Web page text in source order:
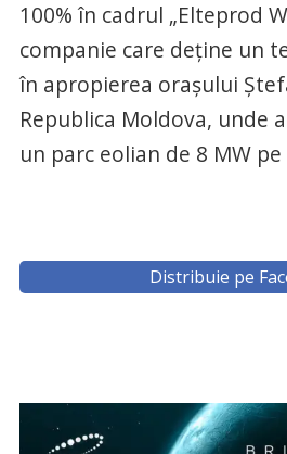
100% în cadrul „Elteprod
companie care deține un
în apropierea orașului
Republica Moldova, unde
un parc eolian de 8 MW
Distribuie pe